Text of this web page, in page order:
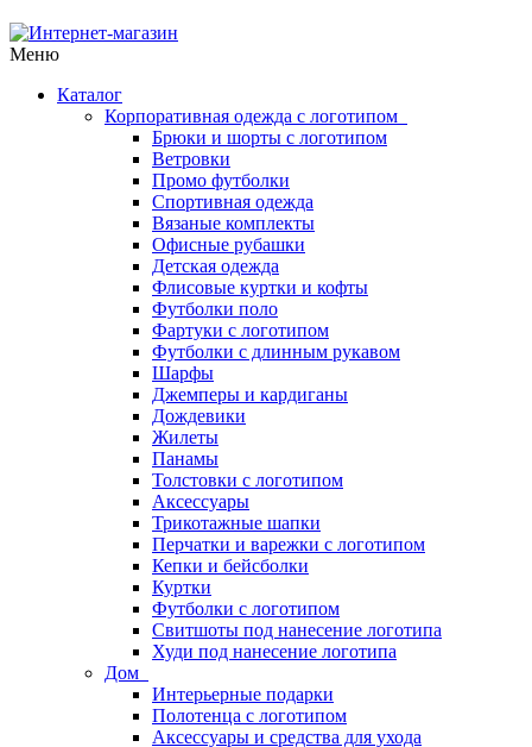
Меню
Каталог
Корпоративная одежда с логотипом
Брюки и шорты с логотипом
Ветровки
Промо футболки
Спортивная одежда
Вязаные комплекты
Офисные рубашки
Детская одежда
Флисовые куртки и кофты
Футболки поло
Фартуки с логотипом
Футболки с длинным рукавом
Шарфы
Джемперы и кардиганы
Дождевики
Жилеты
Панамы
Толстовки с логотипом
Аксессуары
Трикотажные шапки
Перчатки и варежки с логотипом
Кепки и бейсболки
Куртки
Футболки с логотипом
Свитшоты под нанесение логотипа
Худи под нанесение логотипа
Дом
Интерьерные подарки
Полотенца с логотипом
Аксессуары и средства для ухода